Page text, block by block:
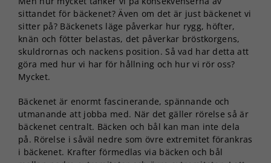
sittandet för bäckenet? Även om det är just bäckenet vi
sitter på? Bäckenets läge påverkar hur rygg, höfter,
knän och fötter belastas, det påverkar bröstkorgens,
skuldrornas och nackens position. Så vad har detta att
göra med hur vi har för hållning och hur vi rör oss?
Mycket.
Bäckenet är enormt fascinerande, spännande och
utmanande att jobba med. När det gäller rörelse så är
bäckenet centralt. Bäcken och bål kan man inte dela
på. Rörelse i såväl nedre som övre extremitet förankras
i bäckenet. Krafter förmedlas via bäcken och bål